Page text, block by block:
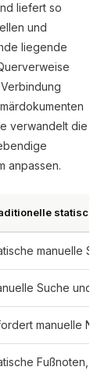
liefert so
und
liegende
verwandelt die
anpassen.
statische
manuelle
Suche und
manuelle
Fußnoten,